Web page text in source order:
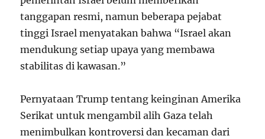
tanggapan resmi, namun beberapa pejabat
tinggi Israel menyatakan bahwa “Israel akan
mendukung setiap upaya yang membawa
stabilitas di kawasan.”
Pernyataan Trump tentang keinginan Amerika
Serikat untuk mengambil alih Gaza telah
menimbulkan kontroversi dan kecaman dari